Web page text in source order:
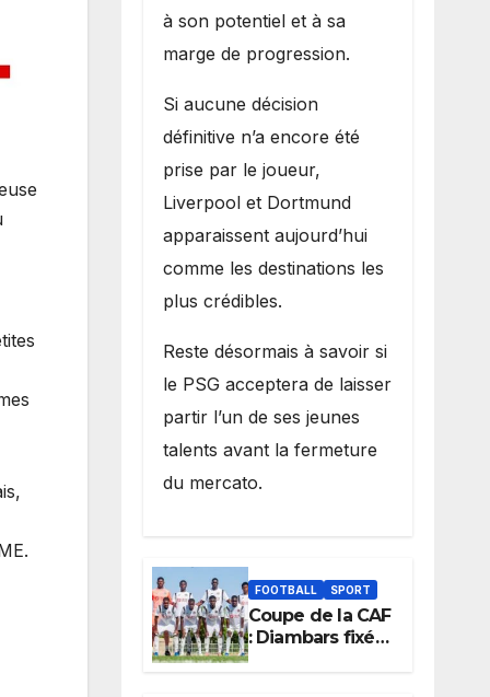
à son potentiel et à sa
marge de progression.
Si aucune décision
définitive n’a encore été
prise par le joueur,
Liverpool et Dortmund
apparaissent aujourd’hui
comme les destinations les
plus crédibles.
Reste désormais à savoir si
le PSG acceptera de laisser
partir l’un de ses jeunes
talents avant la fermeture
du mercato.
FOOTBALL SPORT
Coupe de la CAF
: Diambars fixé
sur son destin